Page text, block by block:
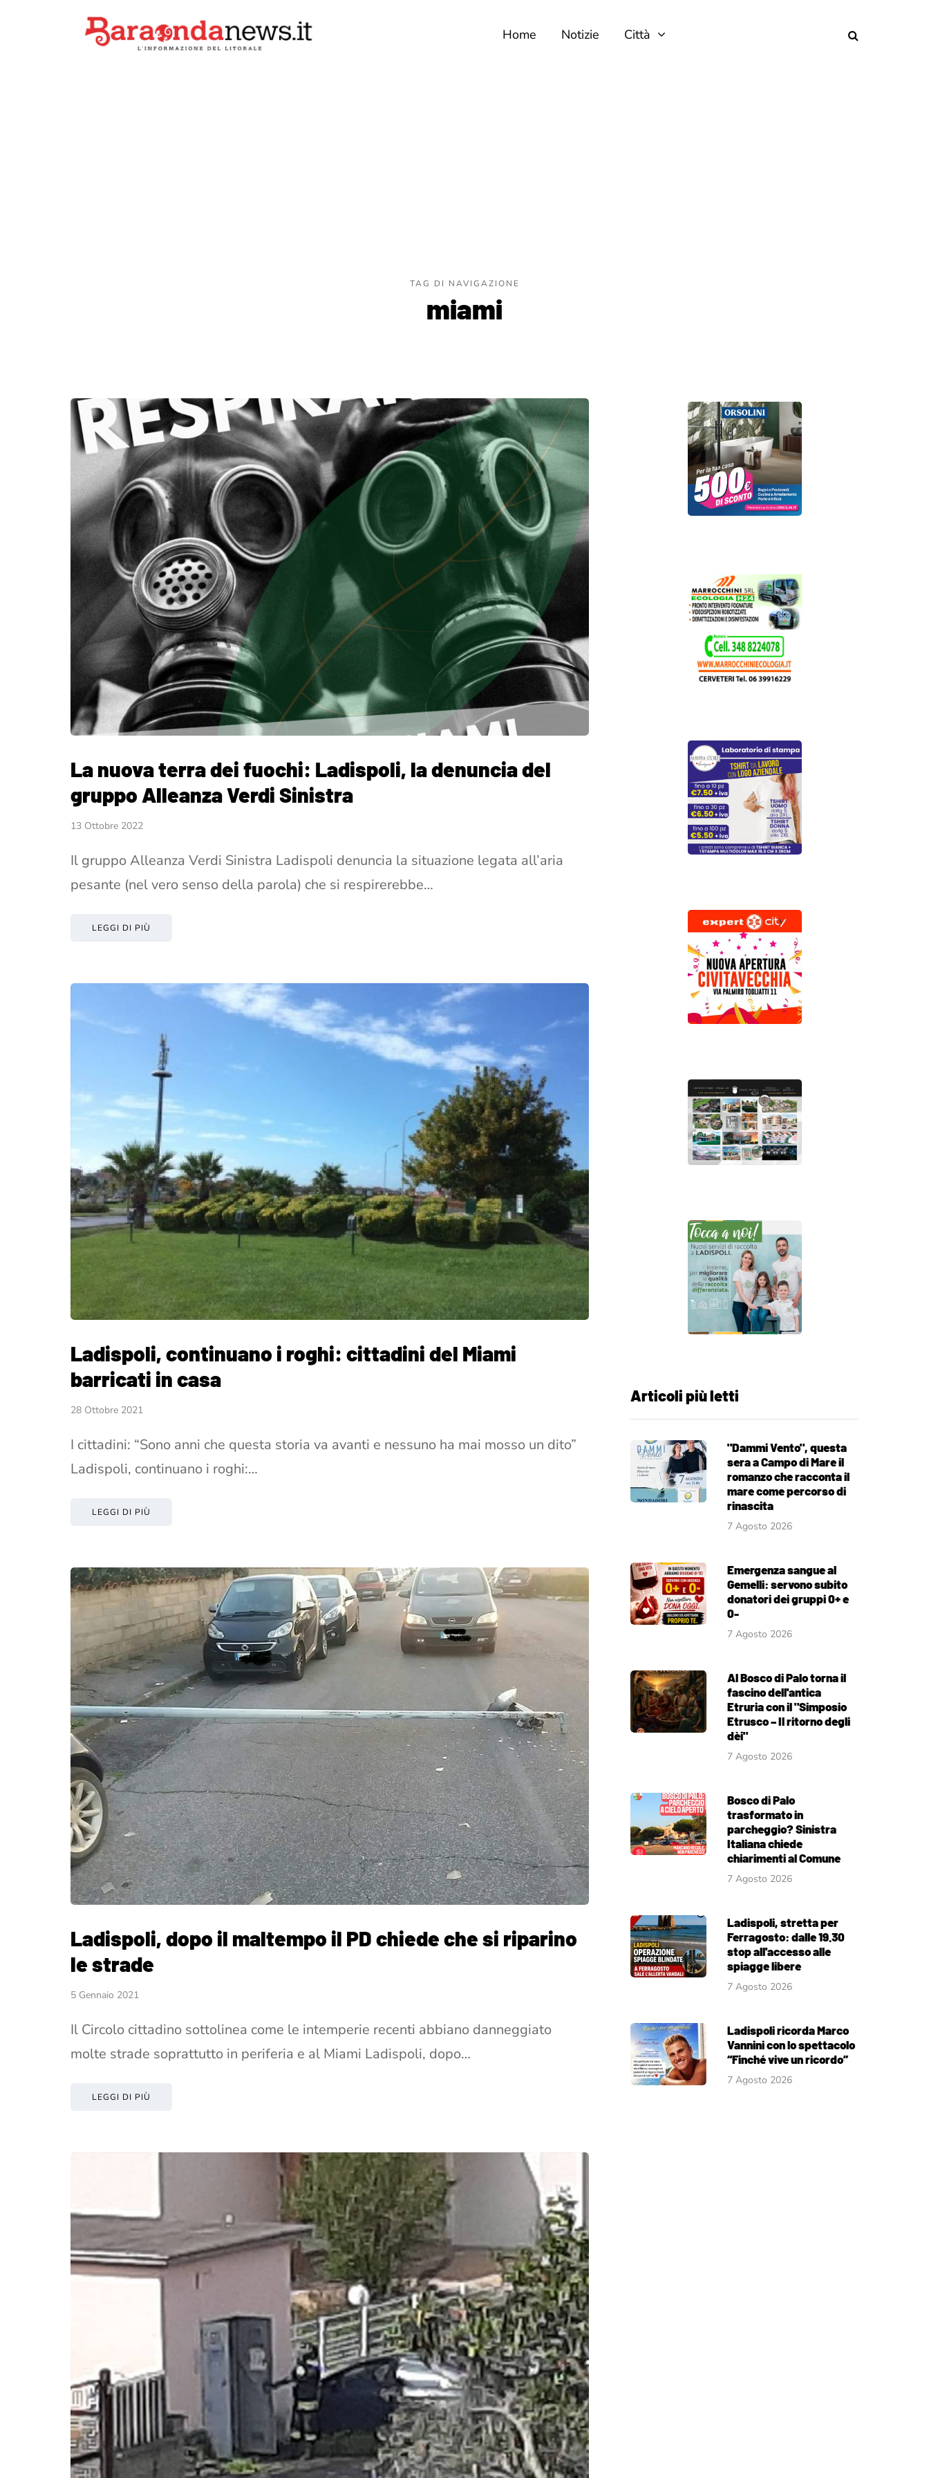
Home Notizie Città
TAG DI NAVIGAZIONE
miami
La nuova terra dei fuochi: Ladispoli, la denuncia del
gruppo Alleanza Verdi Sinistra
13 Ottobre 2022
Il gruppo Alleanza Verdi Sinistra Ladispoli denuncia la situazione legata all’aria
pesante (nel vero senso della parola) che si respirerebbe…
LEGGI DI PIÙ
Ladispoli, continuano i roghi: cittadini del Miami
barricati in casa
28 Ottobre 2021
I cittadini: “Sono anni che questa storia va avanti e nessuno ha mai mosso un dito”
Ladispoli, continuano i roghi:…
LEGGI DI PIÙ
Ladispoli, dopo il maltempo il PD chiede che si riparino
le strade
5 Gennaio 2021
Il Circolo cittadino sottolinea come le intemperie recenti abbiano danneggiato
molte strade soprattutto in periferia e al Miami Ladispoli, dopo…
LEGGI DI PIÙ
Articoli più letti
"Dammi Vento", questa
sera a Campo di Mare il
romanzo che racconta il
mare come percorso di
rinascita
7 Agosto 2026
Emergenza sangue al
Gemelli: servono subito
donatori dei gruppi 0+ e
0-
7 Agosto 2026
Al Bosco di Palo torna il
fascino dell'antica
Etruria con il "Simposio
Etrusco – Il ritorno degli
dèi"
7 Agosto 2026
Bosco di Palo
trasformato in
parcheggio? Sinistra
Italiana chiede
chiarimenti al Comune
7 Agosto 2026
Ladispoli, stretta per
Ferragosto: dalle 19.30
stop all'accesso alle
spiagge libere
7 Agosto 2026
Ladispoli ricorda Marco
Vannini con lo spettacolo
“Finché vive un ricordo”
7 Agosto 2026